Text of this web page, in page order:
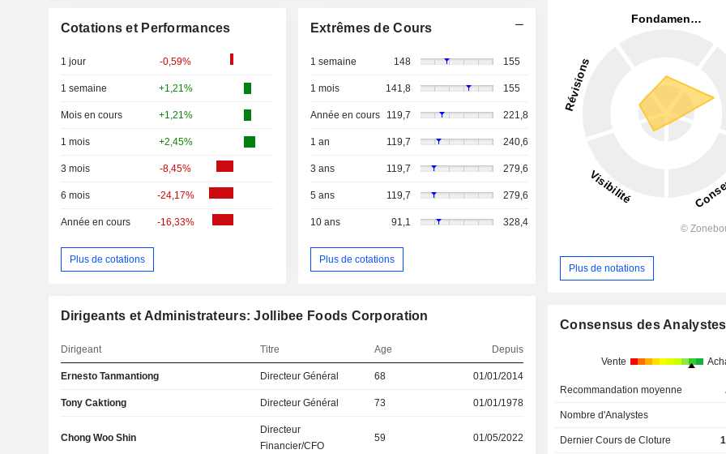
Cotations et Performances
1 jour -0,59%
1 semaine +1,21%
Mois en cours +1,21%
1 mois +2,45%
3 mois -8,45%
6 mois -24,17%
Année en cours -16,33%
Plus de cotations
Extrêmes de Cours
1 semaine 148 155
1 mois 141,8 155
Année en cours 119,7 221,8
1 an 119,7 240,6
3 ans 119,7 279,6
5 ans 119,7 279,6
10 ans 91,1 328,4
Plus de cotations
Dirigeants et Administrateurs: Jollibee Foods Corporation
Dirigeant Titre Age Depuis
Ernesto Tanmantiong Directeur Général 68 01/01/2014
Tony Caktiong Directeur Général 73 01/01/1978
Chong Woo Shin
Directeur
Financier/CFO
59 01/05/2022
Plus de notations
Consensus des Analystes
Vente
Recommandation moyenne
Nombre d'Analystes
Dernier Cours de Cloture